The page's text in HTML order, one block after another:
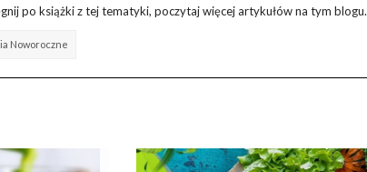
po książki z tej tematyki, poczytaj więcej artykułów na tym blogu.
Noworoczne